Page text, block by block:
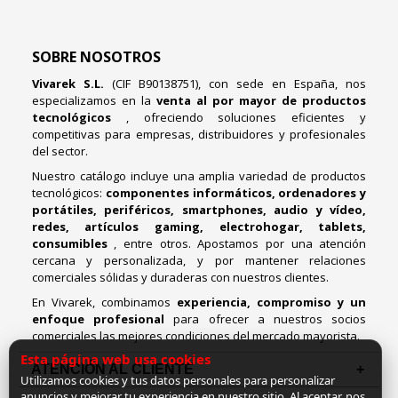
SOBRE NOSOTROS
Vivarek S.L. (CIF B90138751), con sede en España, nos
especializamos en la venta al por mayor de productos
tecnológicos , ofreciendo soluciones eficientes y
competitivas para empresas, distribuidores y profesionales
del sector.
Nuestro catálogo incluye una amplia variedad de productos
tecnológicos: componentes informáticos, ordenadores y
portátiles, periféricos, smartphones, audio y vídeo,
redes, artículos gaming, electrohogar, tablets,
consumibles , entre otros. Apostamos por una atención
cercana y personalizada, y por mantener relaciones
comerciales sólidas y duraderas con nuestros clientes.
En Vivarek, combinamos experiencia, compromiso y un
enfoque profesionalpara ofrecer a nuestros socios
comerciales las mejores condiciones del mercado mayorista.
ATENCIÓN AL CLIENTE
Esta página web usa cookies
Utilizamos cookies y tus datos personales para personalizar